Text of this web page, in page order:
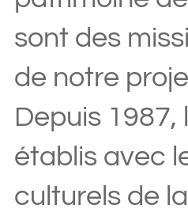
sont des
de notre
Depuis 1987,
établis avec
culturels de